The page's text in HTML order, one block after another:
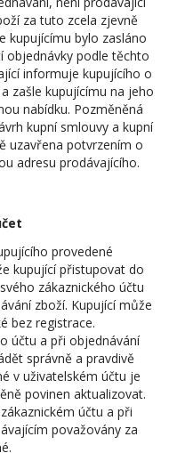
za tuto zcela zjevně
kupujícímu bylo zasláno
podle těchto
informuje kupujícího o
zašle kupujícímu na jeho
nabídku. Pozměněná
kupní smlouvy a kupní
uzavřena potvrzením o
adresu prodávajícího.
provedené
kupující přistupovat do
zákaznického účtu
zboží. Kupující může
bez registrace.
účtu a při objednávání
správně a pravdivě
v uživatelském účtu je
povinen aktualizovat.
účtu a při
považovány za